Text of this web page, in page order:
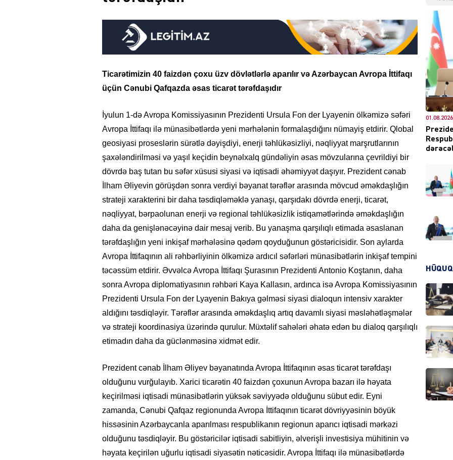
Ticarətimizin 40 faizdən çoxu üzv dövlətlərlə aparılır və Azərbaycan Avropa İttifaqı
üçün Cənubi Qafqazda əsas ticarət tərəfdaşıdır
İyulun 1-də Avropa Komissiyasının Prezidenti Ursula Fon der Lyayenin ölkəmizə səfəri
Avropa İttifaqı ilə münasibətlərdə yeni mərhələnin formalaşdığını nümayiş etdirir. Qlobal
geosiyasi proseslərin sürətlə dəyişdiyi, enerji təhlükəsizliyi, nəqliyyat marşrutlarının
şaxələndirilməsi və yaşıl keçidin beynəlxalq gündəliyin əsas mövzularına çevrildiyi bir
dövrdə baş tutan bu səfər xüsusi siyasi və iqtisadi əhəmiyyət daşıyır. Prezident cənab
İlham Əliyevin görüşdən sonra verdiyi bəyanat tərəflər arasında mövcud əməkdaşlığın
strateji xarakterini bir daha təsdiqləməklə yanaşı, qarşıdakı dövrdə enerji, ticarət,
nəqliyyat, bərpaolunan enerji və regional təhlükəsizlik istiqamətlərində əməkdaşlığın
daha da genişlənəcəyinə dair mesaj verib. Bu yanaşma qarşılıqlı etimada əsaslanan
tərəfdaşlığın yeni inkişaf mərhələsinə qədəm qoyduğunun göstəricisidir. Son aylarda
Avropa İttifaqının ali rəhbərliyinin ölkəmizə ardıcıl səfərləri münasibətlərin inkişaf tempini
təcəssüm etdirir. Əvvəlcə Avropa İttifaqı Şurasının Prezidenti Antonio Koştanın, daha
sonra Avropa diplomatiyasının rəhbəri Kaya Kallasın, ardınca isə Avropa Komissiyasının
Prezidenti Ursula Fon der Lyayenin Bakıya gəlməsi siyasi dialoqun intensiv xarakter
aldığını təsdiqləyir. Tərəflər arasında əməkdaşlıq artıq davamlı siyasi məsləhətləşmələr
və strateji koordinasiya üzərində qurulur. Müxtəlif sahələri əhatə edən bu dialoq qarşılıqlı
etimadın daha da güclənməsinə xidmət edir.
Prezident cənab İlham Əliyev bəyanatında Avropa İttifaqının əsas ticarət tərəfdaşı
olduğunu vurğulayıb. Xarici ticarətin 40 faizdən çoxunun Avropa bazarı ilə həyata
keçirilməsi iqtisadi münasibətlərin yüksək səviyyədə olduğunu sübut edir. Eyni
zamanda, Cənubi Qafqaz regionunda Avropa İttifaqının ticarət dövriyyəsinin böyük
hissəsinin Azərbaycanla aparılması respublikanın regionun aparıcı iqtisadi mərkəzi
olduğunu təsdiqləyir. Bu göstəricilər iqtisadi sabitliyin, əlverişli investisiya mühitinin və
həyata keçirilən uğurlu iqtisadi siyasətin nəticəsidir. Avropa İttifaqı ilə münasibətlərdə
DÜNYA
DÜNYA
DÜNYA
01.08.2026
HÜQUQ